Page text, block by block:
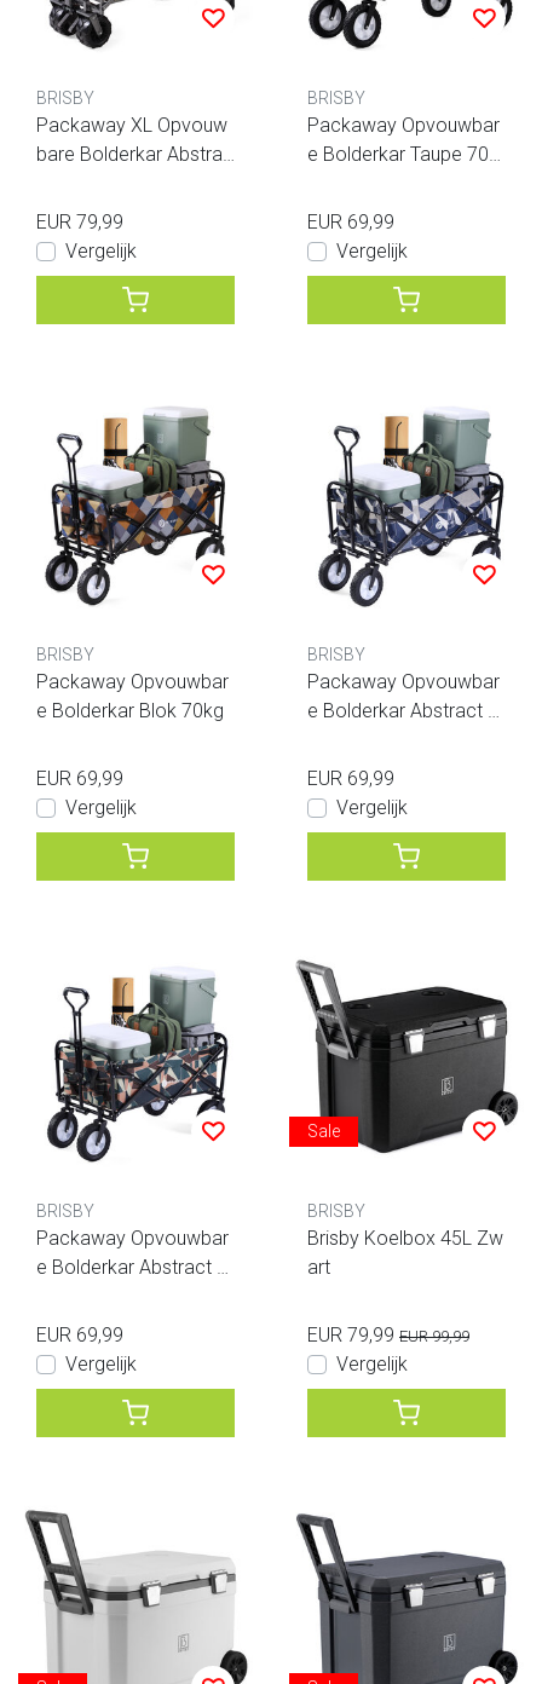
BRISBY
Packaway XL Opvouw
bare Bolderkar Abstrac
EUR 79,99
Vergelijk
BRISBY
Packaway Opvouwbar
e Bolderkar Taupe 70k
EUR 69,99
Vergelijk
BRISBY
Packaway Opvouwbar
e Bolderkar Blok 70kg
EUR 69,99
Vergelijk
BRISBY
Packaway Opvouwbar
e Bolderkar Abstract P
EUR 69,99
Vergelijk
BRISBY
Packaway Opvouwbar
e Bolderkar Abstract C
EUR 69,99
Vergelijk
Sale
BRISBY
Brisby Koelbox 45L Zw
art
EUR 79,99 EUR 99,99
Vergelijk